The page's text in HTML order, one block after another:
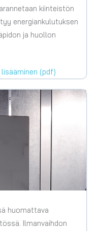
kiinteistön
energiankulutuksen
ja huollon
(pdf)
huomattava
Ilmanvaihdon